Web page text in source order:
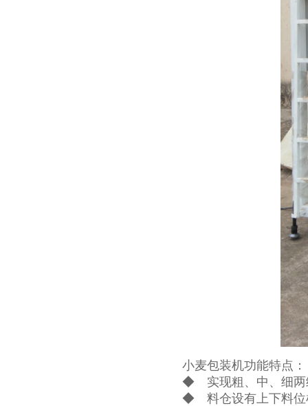
小麦包装机功能特点：
◆ 实现粗、中、细两
◆ 料仓设有上下料位